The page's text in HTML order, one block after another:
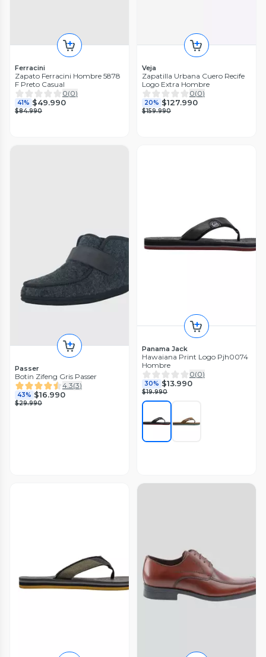
Ferracini
Zapato Ferracini Hombre 5878
F Preto Casual
0(0)
41% $49.990
$84.990
Veja
Zapatilla Urbana Cuero Recife
Logo Extra Hombre
0(0)
20% $127.990
$159.990
Passer
Botin Zifeng Gris Passer
4.3(3)
43% $16.990
$29.990
Panama Jack
Hawaiana Print Logo Pjh0074
Hombre
0(0)
30% $13.990
$19.990